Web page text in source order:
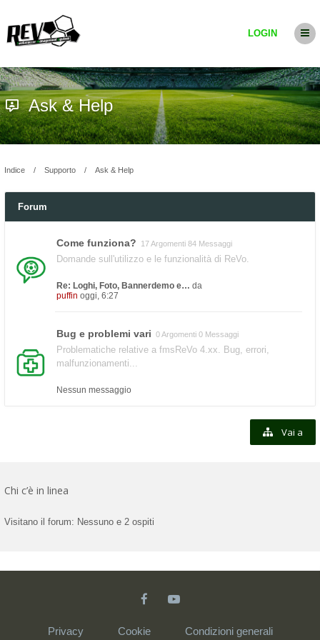
LOGIN
Ask & Help
Indice Supporto Ask & Help
Forum
Come funziona? 17 Argomenti 84 Messaggi
Domande sull'utilizzo e le funzionalità di ReVo.
Re: Loghi, Foto, Bannerdemo e… da
puffin oggi, 6:27
Bug e problemi vari 0 Argomenti 0 Messaggi
Problematiche relative a fmsReVo 4.xx. Bug, errori,
malfunzionamenti...
Nessun messaggio
Vai a
Chi c’è in linea
Visitano il forum: Nessuno e 2 ospiti
Privacy Cookie Condizioni generali